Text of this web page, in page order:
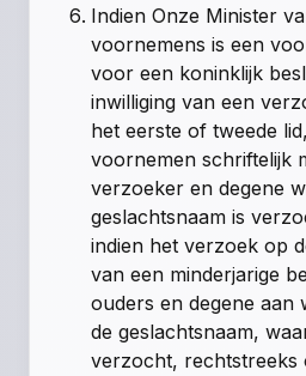
Indien Onze Minister
voornemens is een
voor een koninklijk
inwilliging van een
het eerste of tweede
voornemen schriftelijk
verzoeker en degene
geslachtsnaam is
indien het verzoek op
van een minderjarige
ouders en degene aan
de geslachtsnaam,
verzocht, rechtstreeks